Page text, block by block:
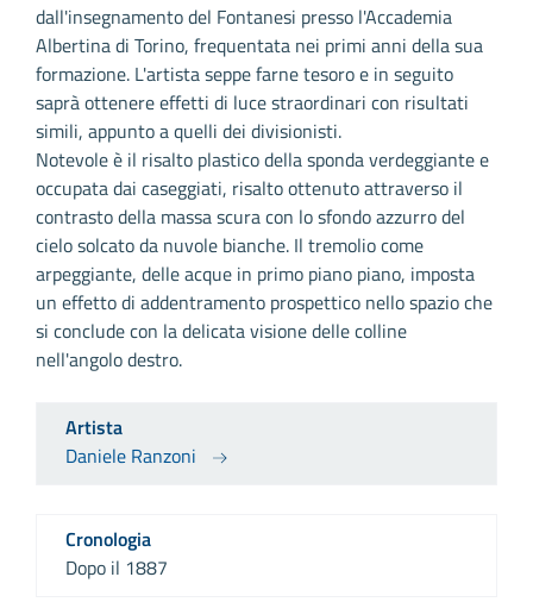
dall'insegnamento del Fontanesi presso l'Accademia
Albertina di Torino, frequentata nei primi anni della sua
formazione. L'artista seppe farne tesoro e in seguito
saprà ottenere effetti di luce straordinari con risultati
simili, appunto a quelli dei divisionisti.
Notevole è il risalto plastico della sponda verdeggiante e
occupata dai caseggiati, risalto ottenuto attraverso il
contrasto della massa scura con lo sfondo azzurro del
cielo solcato da nuvole bianche. Il tremolio come
arpeggiante, delle acque in primo piano piano, imposta
un effetto di addentramento prospettico nello spazio che
si conclude con la delicata visione delle colline
nell'angolo destro.
Artista
Daniele Ranzoni
Cronologia
Dopo il 1887